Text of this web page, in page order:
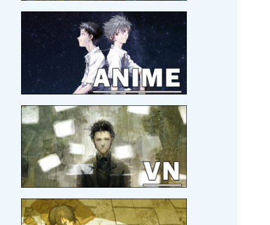
ligne, c'est pour bientôt.
17/05/2026 :
Beat Valkyrie Ixsealen version
physique et
Umineko Naku, par MG.
14/05/2026 :
Hisano Ai à la Japan Expo 2026 avec
son groupe Akane ! C'est officiel !
10/05/2026 :
Zelda Twillight Princess
en version
ultime !!
03/05/2026 :
Le collègue Legendra, GoldenLeaf, a
publié une review surPier Solar.
bien !
21/04/2026 :Bientôt un nouveau voyage au Japon
pour Amo !
21/04/2026 :MAJ MOI ET MON BLOG
21/04/2026 :MAJ
SORTIR DE MA TÊTE EN TOUT
CONFORT